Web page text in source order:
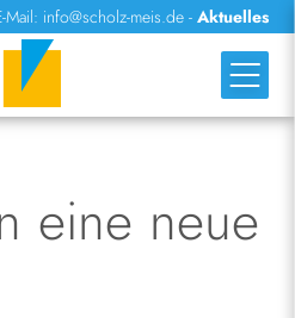
Mail: info@scholz-meis.de- Aktuelles
eine neue